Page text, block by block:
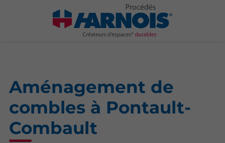
Aménagement de
combles à Pontault-
Combault